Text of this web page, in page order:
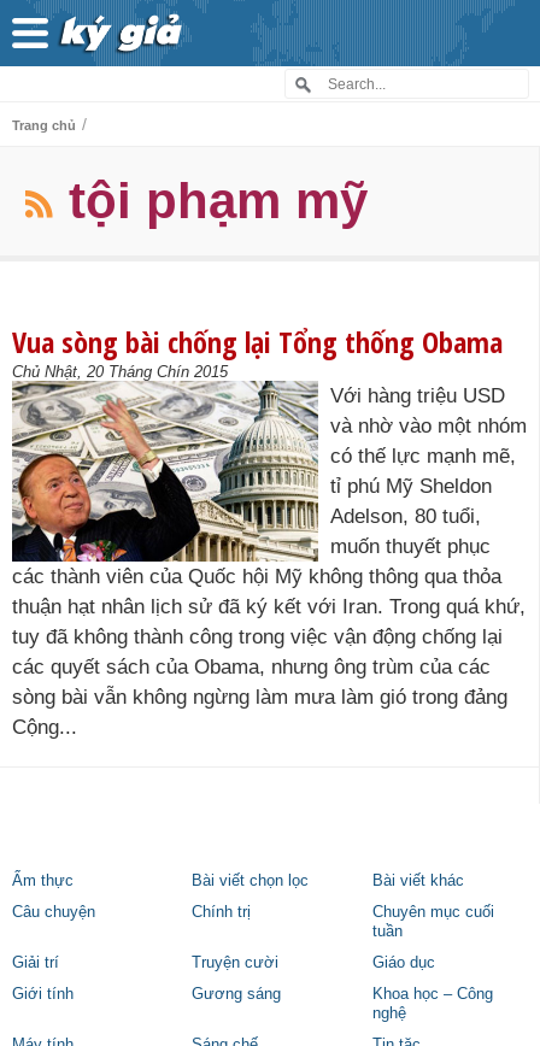
Trang chủ /
tội phạm mỹ
Vua sòng bài chống lại Tổng thống Obama
Chủ Nhật, 20 Tháng Chín 2015
Với hàng triệu USD
và nhờ vào một nhóm
có thế lực mạnh mẽ,
tỉ phú Mỹ Sheldon
Adelson, 80 tuổi,
muốn thuyết phục
các thành viên của Quốc hội Mỹ không thông qua thỏa
thuận hạt nhân lịch sử đã ký kết với Iran. Trong quá khứ,
tuy đã không thành công trong việc vận động chống lại
các quyết sách của Obama, nhưng ông trùm của các
sòng bài vẫn không ngừng làm mưa làm gió trong đảng
Cộng...
Ẩm thực Bài viết chọn lọc
Bài viết khác
Câu chuyện
Chính trị
Chuyên mục cuối
tuần
Giải trí
Truyện cười
Giáo dục
Giới tính
Gương sáng
Khoa học – Công
nghệ